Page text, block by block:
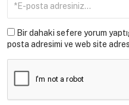
Bir dahaki sefere yorum
posta adresimi ve web site